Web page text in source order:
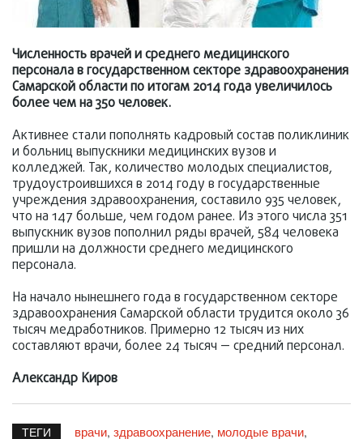
Численность врачей и среднего медицинского
персонала в государственном секторе здравоохранения
Самарской области по итогам 2014 года увеличилось
более чем на 350 человек.
Активнее стали пополнять кадровый состав поликлиник
и больниц выпускники медицинских вузов и
колледжей. Так, количество молодых специалистов,
трудоустроившихся в 2014 году в государственные
учреждения здравоохранения, составило 935 человек,
что на 147 больше, чем годом ранее. Из этого числа 351
выпускник вузов пополнил ряды врачей, 584 человека
пришли на должности среднего медицинского
персонала.
На начало нынешнего года в государственном секторе
здравоохранения Самарской области трудится около 36
тысяч медработников. Примерно 12 тысяч из них
составляют врачи, более 24 тысяч — средний персонал.
Александр Киров
ТЕГИ врачи, здравоохранение, молодые врачи,